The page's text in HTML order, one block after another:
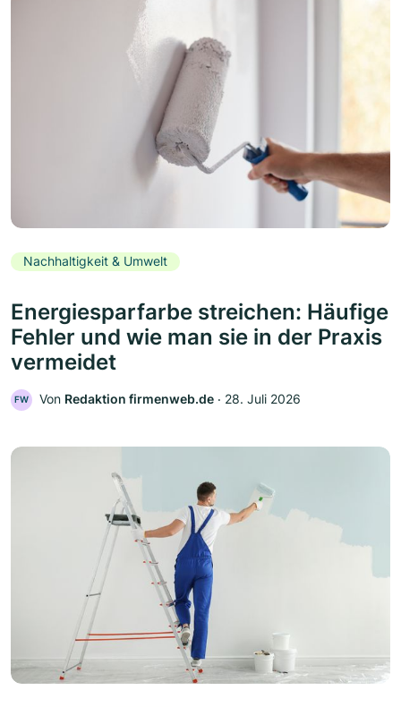
Nachhaltigkeit & Umwelt
Energiesparfarbe streichen: Häufige
Fehler und wie man sie in der Praxis
vermeidet
FW Von Redaktion firmenweb.de ‧ 28. Juli 2026